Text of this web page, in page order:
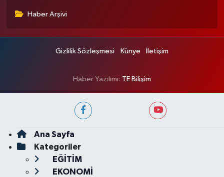
Haber Arşivi
Gizlilik Sözleşmesi Künye İletişim
Haber Yazılımı: TE Bilişim
Ana Sayfa
Kategoriler
EĞİTİM
EKONOMİ